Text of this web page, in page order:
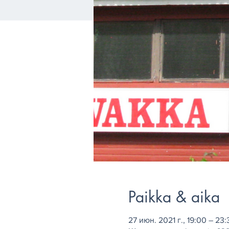
Paikka & aika
27 июн. 2021 г., 19:00 –